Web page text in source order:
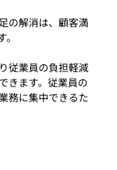
の解消は、顧客満
従業員の負担軽減
きます。従業員の
務に集中できるた